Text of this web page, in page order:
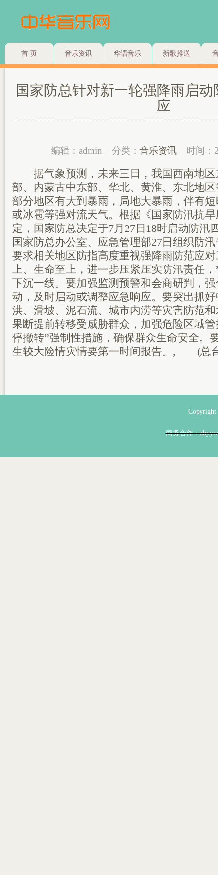
首 页 音乐资讯 华语音乐 新歌推送
国家防总针对新一轮强降雨启
应
编辑：admin 分类： 音乐资讯 时间：
据气象预测，未来三日，我国西南地区
部、内蒙古中东部、华北、黄淮、东北地
部分地区有大到暴雨，局地大暴雨，伴有
或冰雹等强对流天气。根据《国家防汛抗
定，国家防总决定于7月27日18时启动
国家防总办公室、应急管理部27日组织防
要求相关地区防指高度重视强降雨防范应
上、生命至上，进一步压紧压实防汛责任
下沉一线。要加强监测预警和会商研判，
动，及时启动或调整应急响应。要突出抓
洪、滑坡、泥石流、城市内涝等灾害防范
果断提前转移受威胁群众，加强危险区域
停撤转”强制性措施，确保群众生命安全。
生较大险情灾情要第一时间报告。, (总
商务合作：